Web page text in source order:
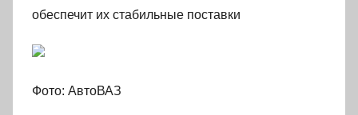
обеспечит их стабильные поставки
Фото: АвтоВАЗ